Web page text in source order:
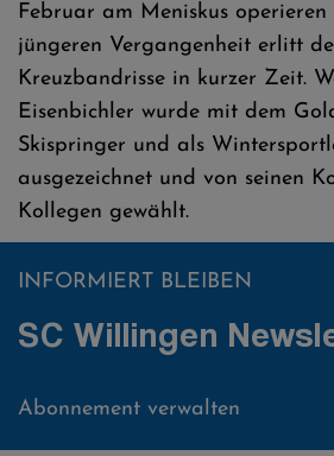
Februar am Meniskus operieren
jüngeren Vergangenheit erlitt
Kreuzbandrisse in kurzer Zeit.
Eisenbichler wurde mit dem
Skispringer und als
ausgezeichnet und von seinen
Kollegen gewählt.
INFORMIERT BLEIBEN
SC Willingen
Abonnement verwalten